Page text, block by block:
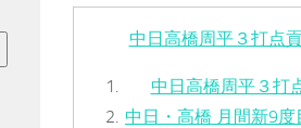
中日高橋周平３打点
中日高橋周平３打
中日・高橋 月間新9